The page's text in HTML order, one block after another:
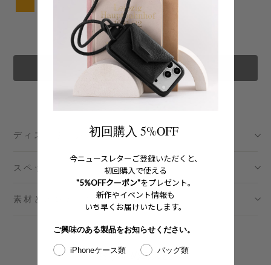
カートに追加する
ディスクリプション
スペック
素材とメンテナンス
おすすめの製品
初回購入 5%OFF
今ニュースレターご登録いただくと、
初回購入で使える
"5%OFFクーポン"をプレゼント。
新作やイベント情報も
いち早くお届けいたします。
ご興味のある製品をお知らせください。
iPhoneケース類 バッグ類